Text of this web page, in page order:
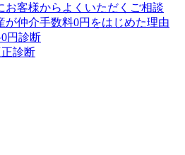
お客様からよくいただくご相談
が仲介手数料0円をはじめた理由
円診断
診断